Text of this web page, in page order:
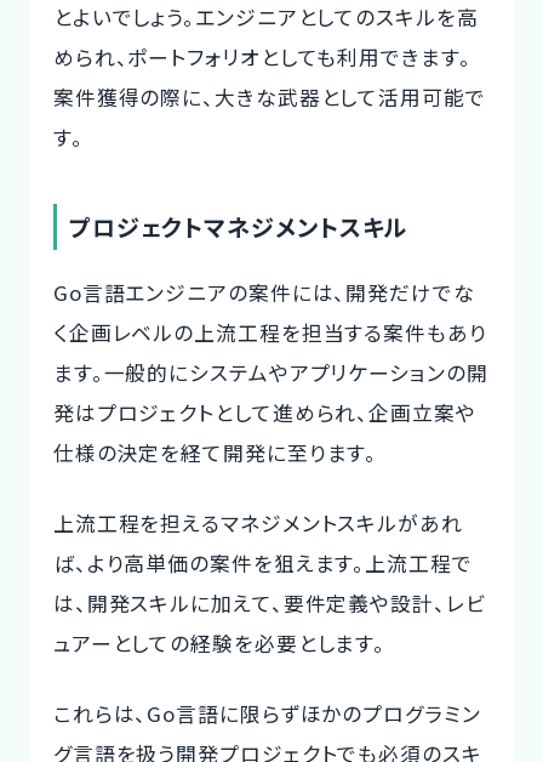
とよいでしょう。エンジニアとしてのスキルを高
められ、ポートフォリオとしても利用できます。
案件獲得の際に、大きな武器として活用可能で
す。
プロジェクトマネジメントスキル
Go言語エンジニアの案件には、開発だけでな
く企画レベルの上流工程を担当する案件もあり
ます。一般的にシステムやアプリケーションの開
発はプロジェクトとして進められ、企画立案や
仕様の決定を経て開発に至ります。
上流工程を担えるマネジメントスキルがあれ
ば、より高単価の案件を狙えます。上流工程で
は、開発スキルに加えて、要件定義や設計、レビ
ュアーとしての経験を必要とします。
これらは、Go言語に限らずほかのプログラミン
グ言語を扱う開発プロジェクトでも必須のスキ